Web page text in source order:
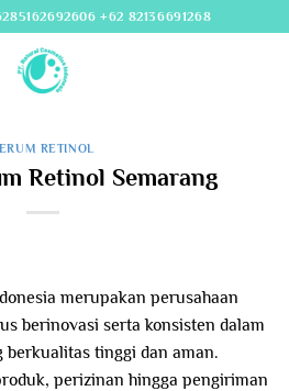
+62 82136691268
RETINOL
Retinol Semarang
merupakan perusahaan
berinovasi serta konsisten dalam
tinggi dan aman.
perizinan hingga pengiriman